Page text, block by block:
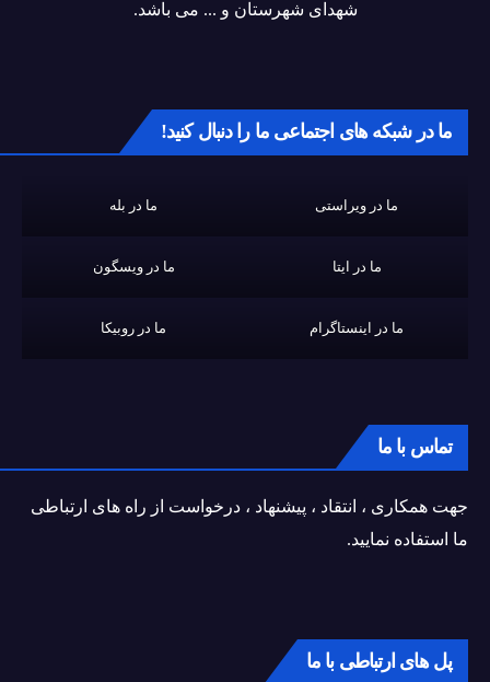
شهدای شهرستان و ... می باشد.
ما در شبکه های اجتماعی ما را دنبال کنید!
ما در ویراستی ما در بله
ما در ایتا ما در ویسگون
ما در اینستاگرام ما در روبیکا
تماس با ما
جهت همکاری ، انتقاد ، پیشنهاد ، درخواست از راه های ارتباطی
ما استفاده نمایید.
پل های ارتباطی با ما